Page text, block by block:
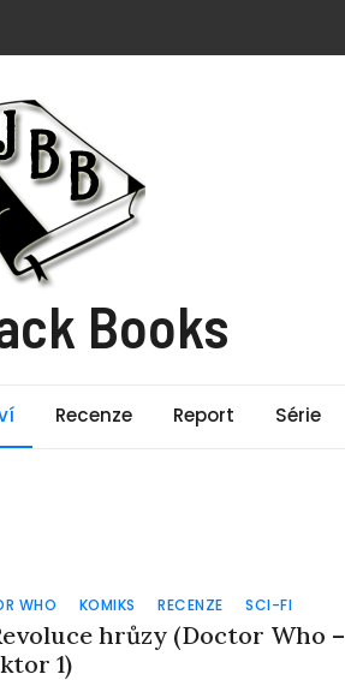
1) + Audiokniha
1) + Audiokniha
Books
Recenze Report Série
WHO KOMIKS RECENZE SCI-FI
hrůzy (Doctor Who –
1)